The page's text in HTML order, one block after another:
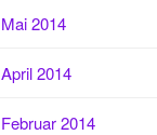
Mai 2014
April 2014
Februar 2014